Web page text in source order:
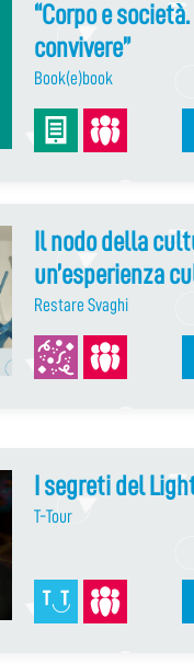
“Corpo e
convivere”
Book(e)book
Il nodo della
un’esperienza
Restare Svaghi
I segreti del
T-Tour